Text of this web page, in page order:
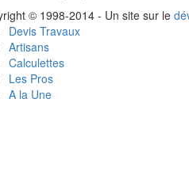
© 1998-2014 - Un site sur le
Devis Travaux
Artisans
Calculettes
Les Pros
A la Une